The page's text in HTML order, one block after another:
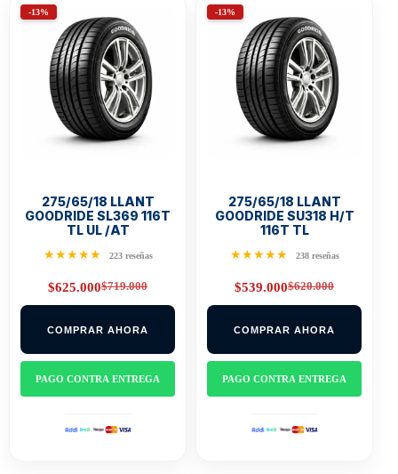
-13%
275/65/18 LLANT
GOODRIDE SL369 116T
TL UL /AT
★★★★★ 223 reseñas
$719.000
Original
price
$719.000.
$625.000Current
price
$625.000.
COMPRAR AHORA
PAGO CONTRA ENTREGA
-13%
275/65/18 LLANT
GOODRIDE SU318 H/T
116T TL
★★★★★ 238 reseñas
$620.000
Original
price
$620.000.
$539.000Current
price
$539.000.
COMPRAR AHORA
PAGO CONTRA ENTREGA